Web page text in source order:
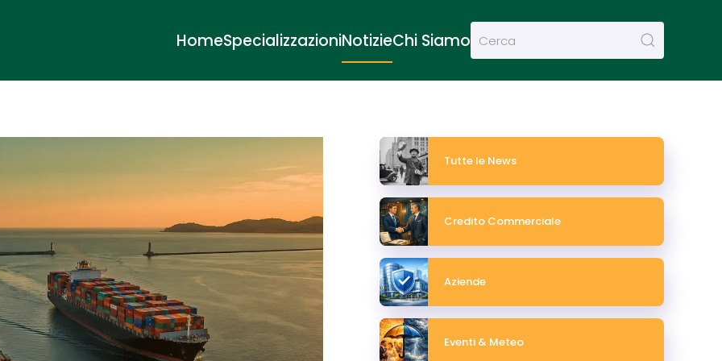
HomeSpecializzazioniNotizieChi Siamo
Tutte le News
Credito Commerciale
Aziende
Eventi & Meteo